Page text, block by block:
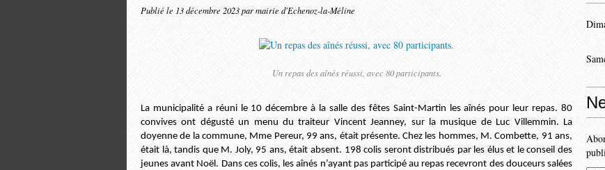
Publié le 13 décembre 2023par mairie d'Echenoz-la-Méline
Un repas des aînés réussi, avec 80 participants.
La municipalité a réuni le 10 décembre à la salle des fêtes Saint-Martin les aînés pour leur repas. 80
convives ont dégusté un menu du traiteur Vincent Jeanney, sur la musique de Luc Villemmin. La
doyenne de la commune, Mme Pereur, 99 ans, était présente. Chez les hommes, M. Combette, 91 ans,
était là, tandis que M. Joly, 95 ans, était absent. 198 colis seront distribués par les élus et le conseil des
jeunes avant Noël. Dans ces colis, les aînés n’ayant pas participé au repas recevront des douceurs salées